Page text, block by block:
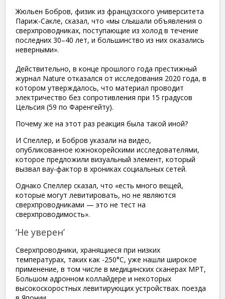
Жюльен Бобров, физик из французского университета
Париж-Сакле, сказал, что «мы слышали объявления о
сверхпроводниках, поступающие из холод в течение
последних 30–40 лет, и большинство из них оказались
неверными».
Действительно, в конце прошлого года престижный
журнал Nature отказался от исследования 2020 года, в
котором утверждалось, что материал проводит
электричество без сопротивления при 15 градусов
Цельсия (59 по Фаренгейту).
Почему же на этот раз реакция была такой иной?
И Спеллер, и Бобров указали на видео,
опубликованное южнокорейскими исследователями,
которое предложили визуальный элемент, который
вызвал вау-фактор в хрониках социальных сетей.
Однако Спеллер сказал, что «есть много вещей,
которые могут левитировать, но не являются
сверхпроводниками — это не тест на
сверхпроводимость».
‘Не уверен’
Сверхпроводники, хранящиеся при низких
температурах, таких как -250°C, уже нашли широкое
применение, в том числе в медицинских сканерах МРТ,
Большом адронном коллайдере и некоторых
высокоскоростных левитирующих устройствах. поезда